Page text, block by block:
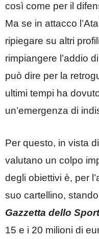
così come per il
Ma se in attacco
ripiegare su altri
rimpiangere l’addio
può dire per la
ultimi tempi ha
un’emergenza di
Per questo, in vista
valutano un colpo
degli obiettivi è, per
suo cartellino,
Gazzetta dello Sport
15 e i 20 milioni di